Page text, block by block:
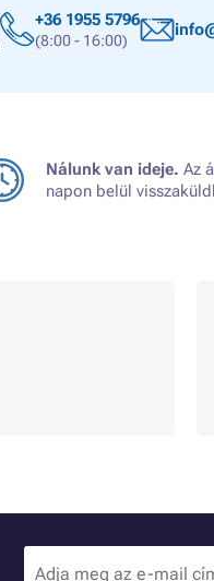
+36 1955 5796
(8:00 - 16:00)
Nálunk van ideje. Az
napon belül